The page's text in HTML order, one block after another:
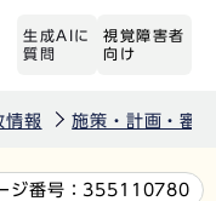
生成AIに
質問
視覚障害者
向け
情報 施策・計画・審
ジ番号： 355110780